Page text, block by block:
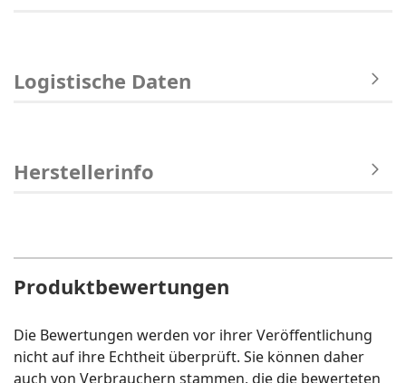
Logistische Daten
Herstellerinfo
Produktbewertungen
Die Bewertungen werden vor ihrer Veröffentlichung
nicht auf ihre Echtheit überprüft. Sie können daher
auch von Verbrauchern stammen, die die bewerteten